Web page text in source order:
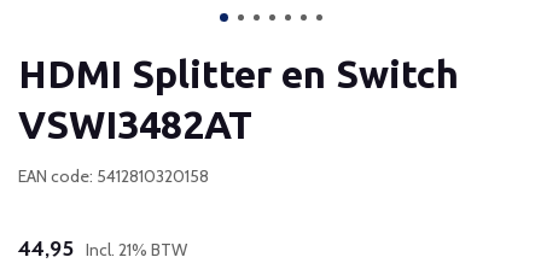
HDMI Splitter en Switch
VSWI3482AT
EAN code: 5412810320158
44,95 Incl. 21% BTW